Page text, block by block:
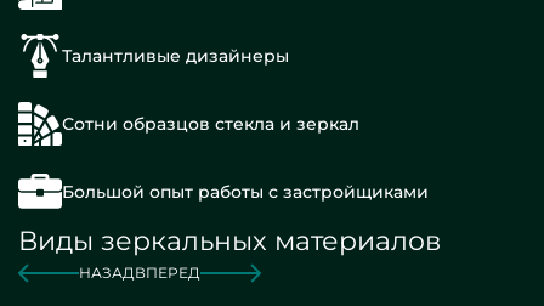
Талантливые дизайнеры
Сотни образцов стекла и зеркал
Большой опыт работы с застройщиками
Виды зеркальных материалов
НАЗАДВПЕРЕД